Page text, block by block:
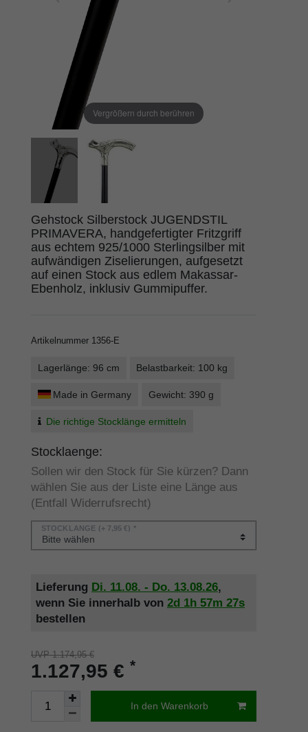
Vergrößern durch berühren
Gehstock Silberstock JUGENDSTIL
PRIMAVERA, handgefertigter Fritzgriff
aus echtem 925/1000 Sterlingsilber mit
aufwändigen Ziselierungen, aufgesetzt
auf einen Stock aus edlem Makassar-
Ebenholz, inklusiv Gummipuffer.
Artikelnummer 1356-E
Lagerlänge: 96 cm Belastbarkeit: 100 kg
Made in Germany Gewicht: 390 g
Die richtige Stocklänge ermitteln
Stocklaenge:
Sollen wir den Stock für Sie kürzen? Dann
wählen Sie aus der Liste eine Länge aus
(Entfall Widerrufsrecht)
STOCKLÄNGE (+ 7,95 €) *
Lieferung Di. 11.08. - Do. 13.08.26,
wenn Sie innerhalb von 2d 1h 57m 27s
bestellen
UVP 1.174,95 €
1.127,95 € *
In den Warenkorb